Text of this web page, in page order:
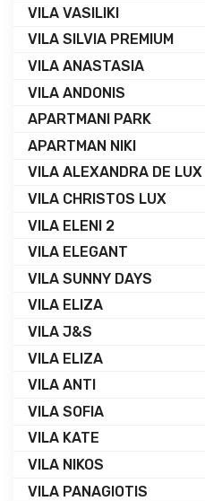
VILA VASILIKI
VILA SILVIA PREMIUM
VILA ANASTASIA
VILA ANDONIS
APARTMANI PARK
APARTMAN NIKI
VILA ALEXANDRA DE LUX
VILA CHRISTOS LUX
VILA ELENI 2
VILA ELEGANT
VILA SUNNY DAYS
VILA ELIZA
VILA J&S
VILA ELIZA
VILA ANTI
VILA SOFIA
VILA KATE
VILA NIKOS
VILA PANAGIOTIS